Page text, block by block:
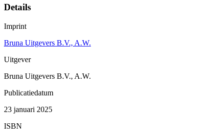
Details
Imprint
Bruna Uitgevers B.V., A.W.
Uitgever
Bruna Uitgevers B.V., A.W.
Publicatiedatum
23 januari 2025
ISBN